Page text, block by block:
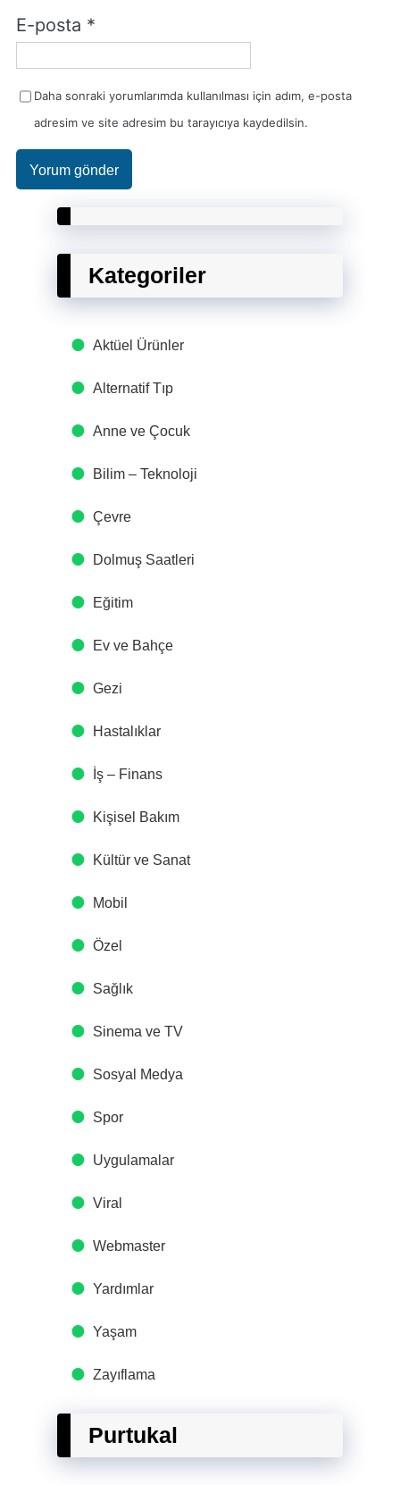
E-posta *
Daha sonraki yorumlarımda kullanılması için adım, e-posta
adresim ve site adresim bu tarayıcıya kaydedilsin.
Kategoriler
Aktüel Ürünler
Alternatif Tıp
Anne ve Çocuk
Bilim – Teknoloji
Çevre
Dolmuş Saatleri
Eğitim
Ev ve Bahçe
Gezi
Hastalıklar
İş – Finans
Kişisel Bakım
Kültür ve Sanat
Mobil
Özel
Sağlık
Sinema ve TV
Sosyal Medya
Spor
Uygulamalar
Viral
Webmaster
Yardımlar
Yaşam
Zayıflama
Purtukal